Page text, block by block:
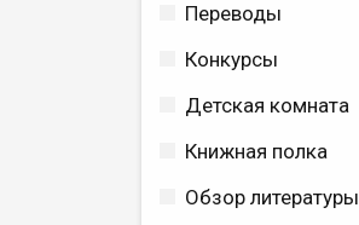
Переводы
Конкурсы
Детская комната
Книжная полка
Обзор литературы